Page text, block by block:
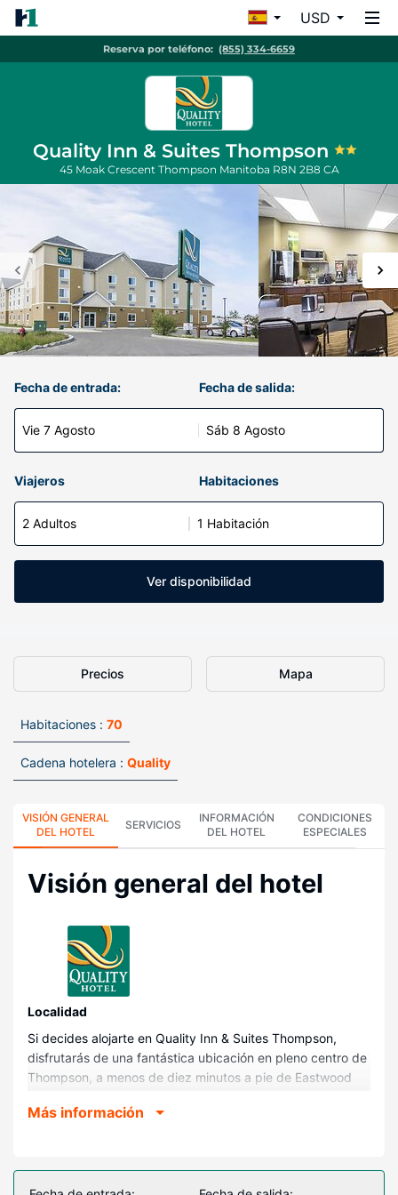
USD
Reserva por teléfono: (855) 334-6659
Quality Inn & Suites Thompson
45 Moak Crescent Thompson Manitoba R8N 2B8 CA
Fecha de entrada:
Vie 7 Agosto
Fecha de salida:
Sáb 8 Agosto
Viajeros Habitaciones
2 Adultos 1 Habitación
Ver disponibilidad
Precios Mapa
Habitaciones : 70
Cadena hotelera : Quality
VISIÓN GENERAL
DEL HOTEL
SERVICIOS
INFORMACIÓN
DEL HOTEL
CONDICIONES
ESPECIALES
Visión general del hotel
Localidad
Si decides alojarte en Quality Inn & Suites Thompson,
disfrutarás de una fantástica ubicación en pleno centro de
Thompson, a menos de diez minutos a pie de Eastwood
a 1,1 km de Plaza y a 1,2 km de Thompson Public Library.
Reserva una de las 70 habitaciones con cocina básica,
frigorífico y microondas, y disfruta de una estancia
Más información